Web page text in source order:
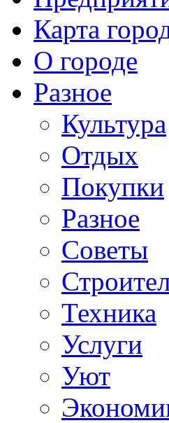
Карта
О городе
Разное
Культура
Отдых
Покупки
Разное
Советы
Техника
Услуги
Уют